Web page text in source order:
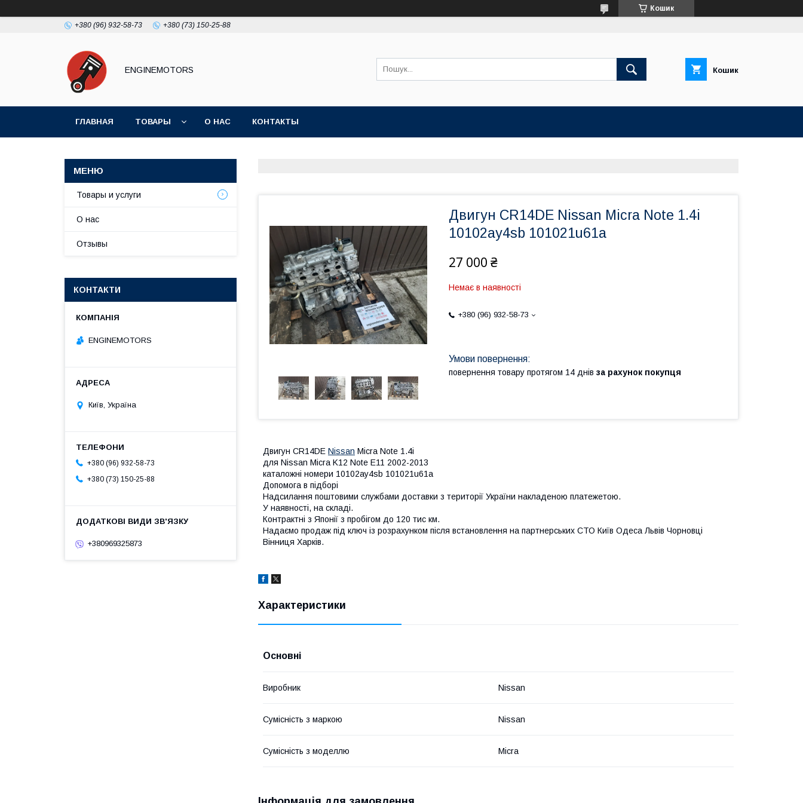
Кошик
+380 (96) 932-58-73 +380 (73) 150-25-88
ENGINEMOTORS Кошик
ГЛАВНАЯ ТОВАРЫ О НАС КОНТАКТЫ
Двигун CR14DE Nissan Micra Note 1.4i
10102ay4sb 101021u61a
27 000 ₴
Немає в наявності
+380 (96) 932-58-73
повернення товару протягом 14 днів за рахунок покупця
Двигун CR14DE Nissan Micra Note 1.4i
для Nissan Micra K12 Note E11 2002-2013
каталожні номери 10102ay4sb 101021u61a
Допомога в підборі
Надсилання поштовими службами доставки з території України накладеною платежетою.
У наявності, на складі.
Контрактні з Японії з пробігом до 120 тис км.
Надаємо продаж під ключ із розрахунком після встановлення на партнерських СТО Київ Одеса Львів Чорновці
Вінниця Харків.
Характеристики
Основні
Виробник Nissan
Сумісність з маркою Nissan
Сумісність з моделлю Micra
Товары и услуги
О нас
Отзывы
КОНТАКТИ
ENGINEMOTORS
Київ, Україна
+380 (96) 932-58-73
+380 (73) 150-25-88
+380969325873